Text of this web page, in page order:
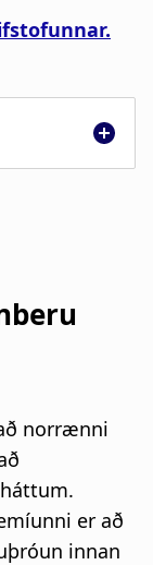
norrænni
er að
innan